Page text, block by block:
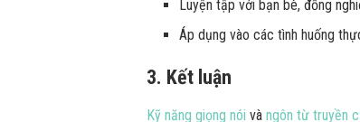
Luyện tập với bạn bè, đồng
Áp dụng vào các tình huống
3. Kết luận
Kỹ năng giọng nói và ngôn từ truyền